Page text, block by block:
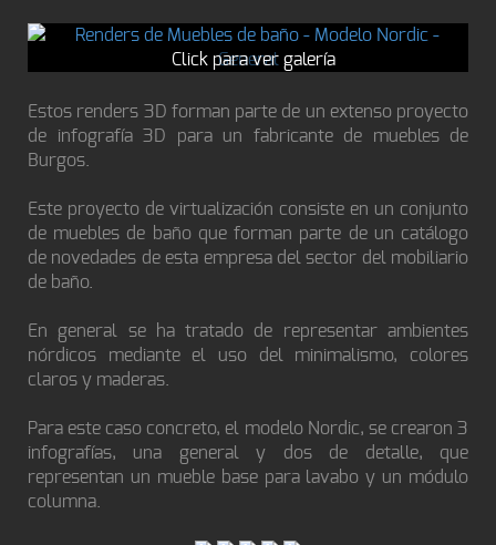
Click para ver galería
Estos renders 3D forman parte de un extenso proyecto
de infografía 3D para un fabricante de muebles de
Burgos.
Este proyecto de virtualización consiste en un conjunto
de muebles de baño que forman parte de un catálogo
de novedades de esta empresa del sector del mobiliario
de baño.
En general se ha tratado de representar ambientes
nórdicos mediante el uso del minimalismo, colores
claros y maderas.
Para este caso concreto, el modelo Nordic, se crearon 3
infografías, una general y dos de detalle, que
representan un mueble base para lavabo y un módulo
columna.